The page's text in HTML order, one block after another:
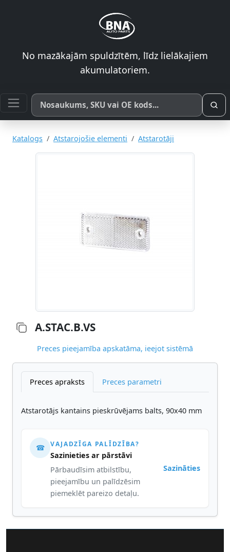
No mazākajām spuldzītēm, līdz lielākajiem
akumulatoriem.
Meklēt pēc produkta nosaukuma, SKU vai OE koda
Katalogs Atstarojošie elementi Atstarotāji
A.STAC.B.VS
Preces pieejamība apskatāma, ieejot sistēmā
Preces apraksts Preces parametri
Atstarotājs kantains pieskrūvējams balts, 90x40 mm
☎ VAJADZĪGA PALĪDZĪBA?
Sazinieties ar pārstāvi
Pārbaudīsim atbilstību,
pieejamību un palīdzēsim
piemeklēt pareizo detaļu.
Sazināties